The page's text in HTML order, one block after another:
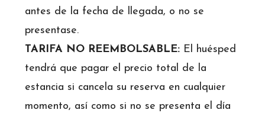
antes de la fecha de llegada, o no se
presentase.
TARIFA NO REEMBOLSABLE: El huésped
tendrá que pagar el precio total de la
estancia si cancela su reserva en cualquier
momento, así como si no se presenta el día